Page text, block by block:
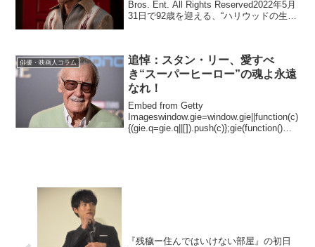
Bros. Ent. All Rights Reserved2022年5月
31日で92歳を迎える、“ハリウッドの生け
俳優・映画人コラム
追悼：スタン・リー、愛すべ
き“スーパーヒーロー”の魂よ永遠
なれ！
Embed from Getty
Imageswindow.gie=window.gie||function(c)
{(gie.q=gie.q||[]).push(c)};gie(function()
『残穢ー住んではいけない部屋』の初日